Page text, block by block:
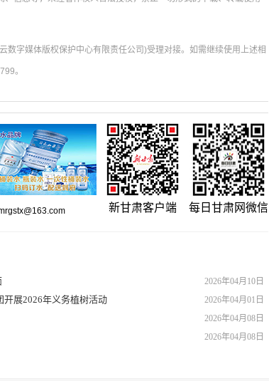
字媒体版权保护中心有限责任公司)受理对接。如需继续使用上述相
。
新甘肃客户端 每日甘肃网微信
2026年04月10日
2026年04月01日
展2026年义务植树活动
2026年04月08日
2026年04月08日